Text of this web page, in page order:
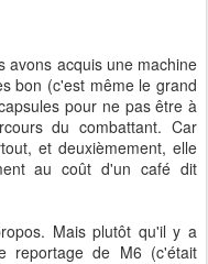
avons acquis une machine
bon (c'est même le grand
pour ne pas être à
du combattant. Car
et deuxièmement, elle
au coût d'un café dit
Mais plutôt qu'il y a
reportage de M6 (c'était